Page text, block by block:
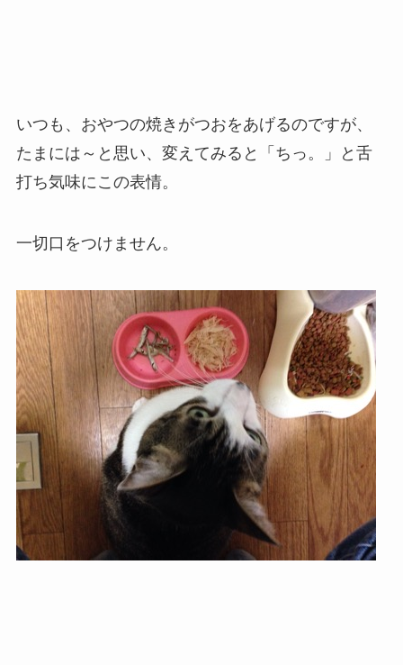
いつも、おやつの焼きがつおをあげるのですが、
たまには～と思い、変えてみると「ちっ。」と舌
打ち気味にこの表情。
一切口をつけません。